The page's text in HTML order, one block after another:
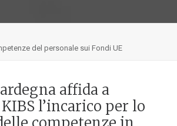
del personale sui Fondi UE
affida a
l’incarico per lo